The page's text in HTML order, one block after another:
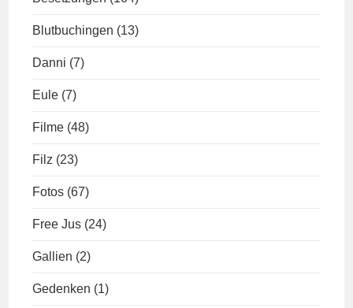
Blutbuchingen (13)
Danni (7)
Eule (7)
Filme (48)
Filz (23)
Fotos (67)
Free Jus (24)
Gallien (2)
Gedenken (1)